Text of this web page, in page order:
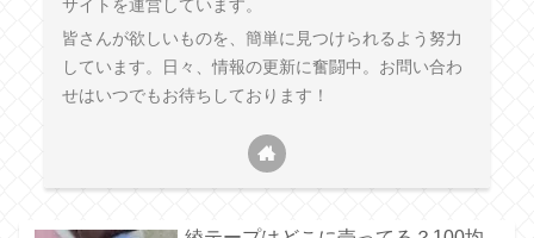
サイトを運営しています。
皆さんが欲しいものを、簡単に見つけられるよう努力
しています。日々、情報の更新に奮闘中。お問い合わ
せはいつでもお待ちしております！